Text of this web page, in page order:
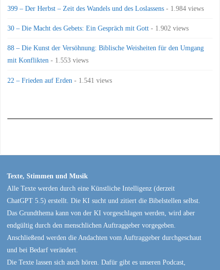
399 – Der Herbst – Zeit des Wandels und des Loslassens - 1.984 views
30 – Die Macht des Gebets: Ein Gespräch mit Gott - 1.902 views
88 – Die Kunst der Versöhnung: Biblische Weisheiten für den Umgang
mit Konflikten - 1.553 views
22 – Frieden auf Erden - 1.541 views
Texte, Stimmen und Musik
Alle Texte werden durch eine Künstliche Intelligenz (derzeit
ChatGPT 5.5) erstellt. Die KI sucht und zitiert die Bibelstellen selbst.
Das Grundthema kann von der KI vorgeschlagen werden, wird aber
endgültig durch den menschlichen Auftraggeber vorgegeben.
Anschließend werden die Andachten vom Auftraggeber durchgeschaut
und bei Bedarf verändert.
Die Texte lassen sich auch hören. Dafür gibt es unseren Podcast,